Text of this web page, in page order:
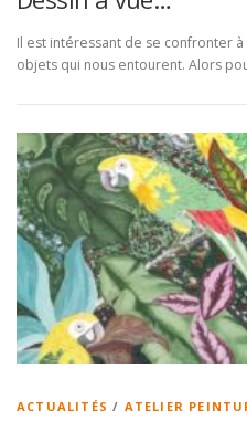
Il est intéressant de se confronter
objets qui nous entourent. Alors
ACTUALITÉS / ATELIER